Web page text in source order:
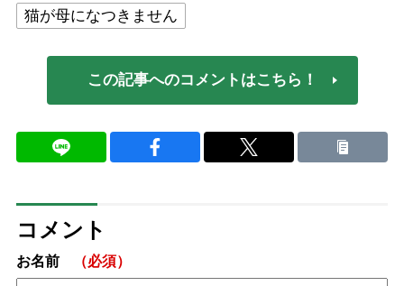
猫が母になつきません
この記事へのコメントはこちら！
コメント
お名前 （必須）